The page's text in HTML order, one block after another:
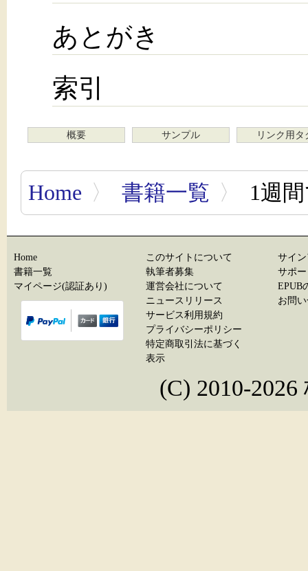
あとがき
索引
概要 サンプル リンク用タ
Home 〉 書籍一覧 〉 1週
Home
書籍一覧
マイページ(認証あり)
このサイトについて
執筆者募集
運営会社について
ニュースリリース
サービス利用規約
プライバシーポリシー
特定商取引法に基づく
表示
サイ
サポ
EPUB
お問
(C) 2010-